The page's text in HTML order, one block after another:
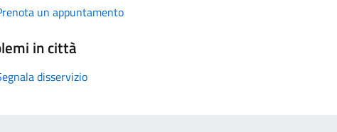
un appuntamento
in città
disservizio